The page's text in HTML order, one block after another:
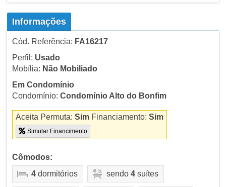
Informações
Cód. Referência: FA16217
Perfil: Usado
Mobília: Não Mobiliado
Em Condomínio
Condomínio: Condomínio Alto do Bonfim
Aceita Permuta: SimFinanciamento: Sim
Simular Financimento
Cômodos:
4dormitórios sendo 4suítes